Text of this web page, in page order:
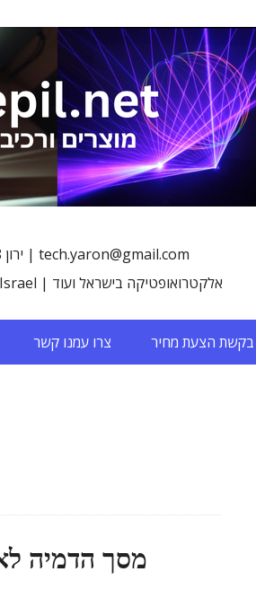
0548814578 ירון | tech.yaron@gmail.com
Electro-optics in Israel | אלקטרואופטיקה בישראל ועוד
צרו עמנו קשר בקשת הצעת מחיר
מסך הדמיה